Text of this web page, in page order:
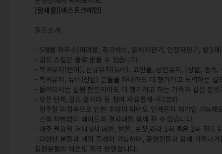
[달새울][비스트크레인]
길드소개
- 5레벨 하우스(미러볼, 쥬크박스, 운세자판기, 인장자판기, 밭3
- 길드 스킬은 풀로 받을 수 있습니다.
- 복귀유저(연어), 신규유저(뉴비), 고인물, 성인유저, (성별, 종
- 복귀유저, 뉴비(신입) 분들을 하나라도 더 챙기려고 노력하는
- 들어오시는 길원 한분이라도 더 챙기려고 하는 가족과 같은 분
- 오픈 단톡,길드 결사대 등 참여 자유롭게~(디코X)
- 일주일 미접속으로 인한 추방이 되어도 언제든지 재가입 가능해
- 스펙 차별없이 레이드와 결사대를 함께 갈 수 있습니다.
- 매주 월요일 저녁 9시 네반, 발롤, 브짓,롸롸 1회 혹은 2회 길드
- 다양한 분들과 게임 플레이 가능하며, 운영진들과 함께 가꿔나
길원분들의 의견도 적극 반영합니다.